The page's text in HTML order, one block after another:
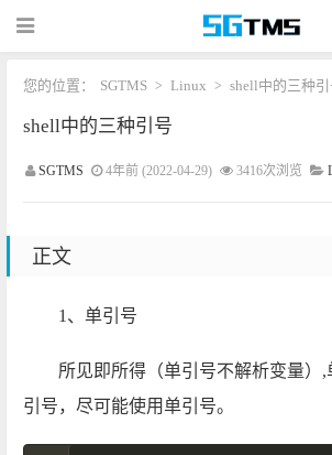
您的位置： SGTMS > Linux > shell中的三种引
shell中的三种引号
SGTMS 4年前 (2022-04-29) 3416次浏览
正文
1、单引号
所见即所得（单引号不解析变量）,
引号，尽可能使用单引号。